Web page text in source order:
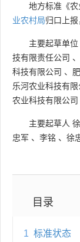
国外标准
地方标准《
业农村局归口上
主要起草单位
技有限责任公司 、
科技有限公司 、
乐河农业科技有限
农业科技有限公司
主要起草人
忠军 、 李铭 、 徐
目录
1 标准状态